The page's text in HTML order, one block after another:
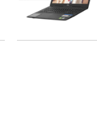
chói sáng, có thể
của công nghệ âm
trải nghiệm giải trí chân